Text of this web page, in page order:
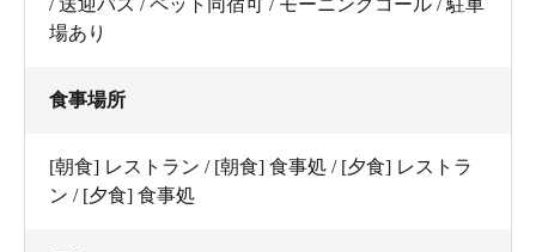
/ 送迎バス / ペット同宿可 / モーニングコール / 駐車
場あり
食事場所
[朝食] レストラン / [朝食] 食事処 / [夕食] レストラ
ン / [夕食] 食事処